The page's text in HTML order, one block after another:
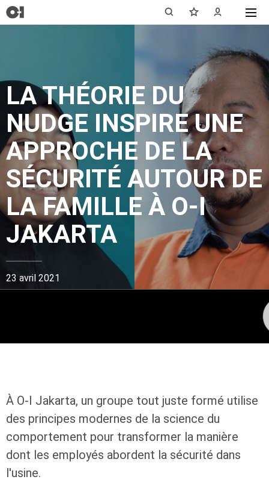
LA THÉORIE DU
NUDGE INSPIRE UNE
APPROCHE DE LA
SÉCURITÉ AUTOUR DE
LA FAMILLE À O-I
JAKARTA
23 avril 2021
À O-I Jakarta, un groupe tout juste formé utilise
des principes modernes de la science du
comportement pour transformer la manière
dont les employés abordent la sécurité dans
l'usine.